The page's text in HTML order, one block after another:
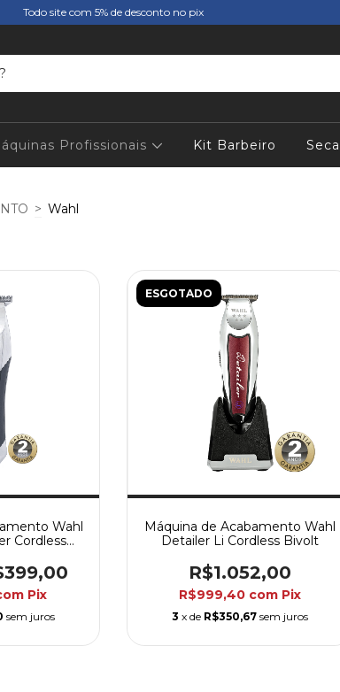
Todo site com 5% de desconto no pix
Profissionais Kit Barbeiro
> Wahl
Wahl
Cordless
Pix
sem juros
ESGOTADO
Máquina de Acabamento Wahl
Detailer Li Cordless Bivolt
R$1.052,00
R$999,40 com Pix
3 x de R$350,67 sem juros